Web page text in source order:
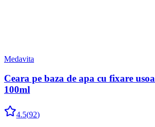
Medavita
Ceara pe baza de apa cu fixare
100ml
4.5(92)